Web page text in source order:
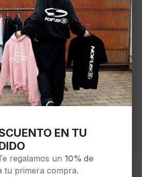
EN TU
regalamos un 10% de
tu primera compra.